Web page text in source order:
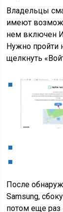
Владельцы
имеют
нем включен
Нужно пройти
щелкнуть
После
Samsung,
потом еще